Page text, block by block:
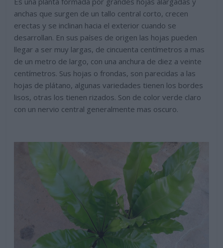
anchas que surgen de un tallo central corto, crecen
erectas y se inclinan hacia el exterior cuando se
desarrollan. En sus países de origen las hojas pueden
llegar a ser muy largas, de cincuenta centímetros a mas
de un metro de largo, con una anchura de diez a veinte
centímetros. Sus hojas o frondas, son parecidas a las
hojas de plátano, algunas variedades tienen los bordes
lisos, otras los tienen rizados. Son de color verde claro
con un nervio central generalmente mas oscuro.